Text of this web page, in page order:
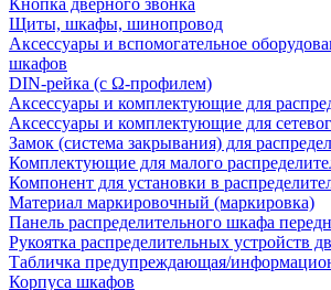
Кнопка дверного звонка
Щиты, шкафы, шинопровод
Аксессуары и вспомогательное
шкафов
DIN-рейка (с Ω-профилем)
Аксессуары и комплектующие для
Аксессуары и комплектующие для
Замок (система закрывания) для
Комплектующие для малого
Компонент для установки в
Материал маркировочный (маркировка)
Панель распределительного шкафа
Рукоятка распределительных устройств
Табличка предупреждающая/
Корпуса шкафов